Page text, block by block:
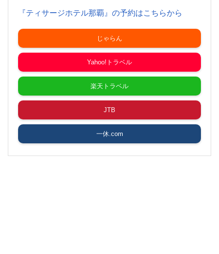
『ティサージホテル那覇』の予約はこちらから
じゃらん
Yahoo!トラベル
楽天トラベル
JTB
一休.com